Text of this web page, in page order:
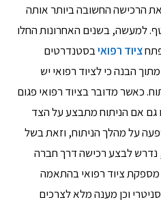
הרכישה החשובה ביותר אותה
למעשה, בשנים האחרונות החלו
ציוד רפואיבסטנדרטים
הבנה כי לציוד רפואי יש
כאשר מדובר בציוד רפואי פגום
גם אם הניתוח מתבצע על הצד
על מהלך הניתוח, וזאת בשל
נדרש לבצע רכישה דרך חברה
ציוד רפואי בהתאמה
וכן מענה מלא לצרכים